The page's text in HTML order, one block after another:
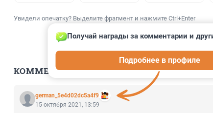
Увидели опечатку? Выделите фрагмент и нажмите Ctrl+Enter
КОММЕНТАРИИ 11
german_5e4d02dc5a4f9
Получай награды за комментарии и
Подробнее в профиле
15 октября 2021, 13:59